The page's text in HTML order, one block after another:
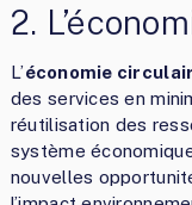
2.
L’économie
des services en
réutilisation des
système
nouvelles